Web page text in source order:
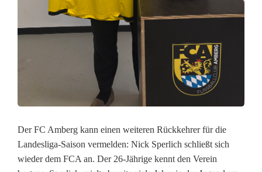
f
d
e
n
Der FC Amberg kann einen weiteren Rückkehrer für die
Landesliga-Saison vermelden: Nick Sperlich schließt sich
wieder dem FCA an. Der 26-Jährige kennt den Verein